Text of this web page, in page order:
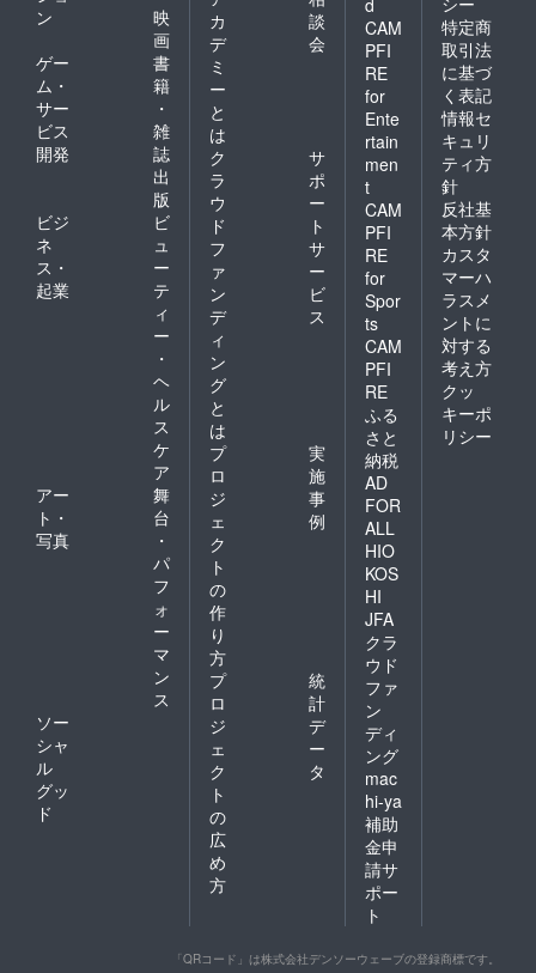
ン
映
画
ゲー
ム・
サー
ビス
開発
書
籍
・
雑
誌
出
版
ビジ
ネ
ス・
起業
ビ
ュ
ー
テ
ィ
ー
・
ヘ
ル
ス
ケ
ア
アー
ト・
写真
舞
台
・
パ
フ
ォ
ー
マ
ン
ス
ソー
シャ
ル
グッ
ド
カ
デ
ミ
ー
と
は
談
会
ク
ラ
ウ
ド
フ
ァ
ン
デ
ィ
ン
グ
と
は
サ
ポ
ー
ト
サ
ー
ビ
ス
プ
ロ
ジ
ェ
ク
ト
の
作
り
方
実
施
事
例
プ
ロ
ジ
ェ
ク
ト
の
広
め
方
統
計
デ
ー
タ
CAM
PFI
RE
for
Ente
rtain
men
t
CAM
PFI
RE
for
Spor
ts
CAM
PFI
RE
ふる
さと
納税
AD
FOR
ALL
HIO
KOS
HI
JFA
クラ
ウド
ファ
ン
ディ
ング
mac
hi-ya
補助
金申
請サ
ポー
ト
特定商
取引法
に基づ
く表記
情報セ
キュリ
ティ方
針
反社基
本方針
カスタ
マーハ
ラスメ
ントに
対する
考え方
クッ
キーポ
リシー
「QRコード」は株式会社デンソーウェーブの登録商標です。